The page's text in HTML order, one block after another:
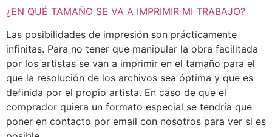
¿EN QUÉ TAMAÑO SE VA A IMPRIMIR MI TRABAJO?
Las posibilidades de impresión son prácticamente
infinitas. Para no tener que manipular la obra facilitada
por los artistas se van a imprimir en el tamaño para el
que la resolución de los archivos sea óptima y que es
definida por el propio artista. En caso de que el
comprador quiera un formato especial se tendría que
poner en contacto por email con nosotros para ver si es